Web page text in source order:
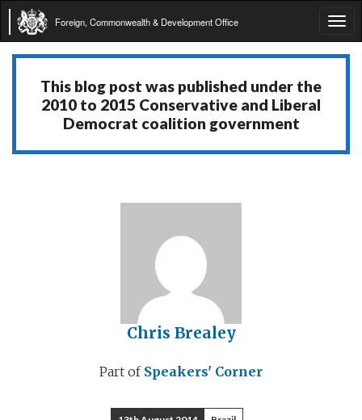
Foreign, Commonwealth & Development Office
This blog post was published under the
2010 to 2015 Conservative and Liberal
Democrat coalition government
Chris Brealey
Part of Speakers' Corner